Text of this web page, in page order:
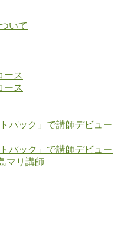
いて
ース
ース
パック」で講師デビュー
パック」で講師デビュー
マリ講師